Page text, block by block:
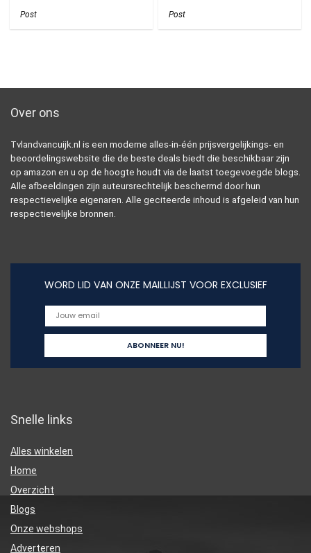
Post Post
Over ons
Tvlandvancuijk.nl is een moderne alles-in-één prijsvergelijkings- en
beoordelingswebsite die de beste deals biedt die beschikbaar zijn
op amazon en u op de hoogte houdt via de laatst toegevoegde blogs.
Alle afbeeldingen zijn auteursrechtelijk beschermd door hun
respectievelijke eigenaren. Alle geciteerde inhoud is afgeleid van hun
respectievelijke bronnen.
WORD LID VAN ONZE MAILLIJST VOOR EXCLUSIEF
Snelle links
Alles winkelen
Home
Overzicht
Blogs
Onze webshops
Adverteren